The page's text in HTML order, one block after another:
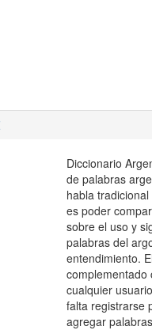
Diccionario
de palabras
habla
es poder
sobre el uso y
palabras del
entendimiento.
complementado
cualquier
falta registrarse
agregar